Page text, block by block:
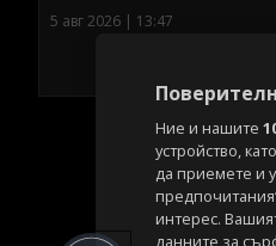
5 авг 2026 | 13:47
Ние и нашите
устройство,
да приемете и
интерес.
данните за